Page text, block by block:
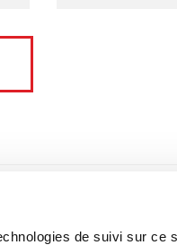
de suivi sur ce